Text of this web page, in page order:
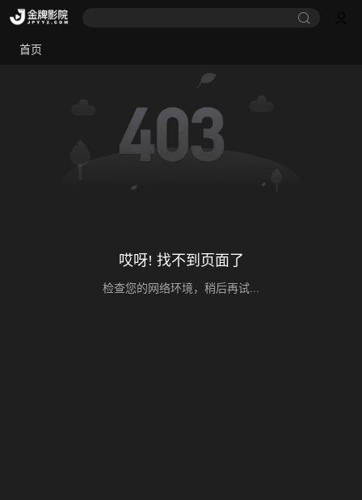
首页
哎呀! 找不到页面了
检查您的网络环境，稍后再试...